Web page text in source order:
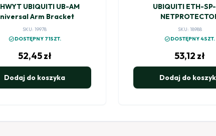
UBIQUITI UB-AM
Arm Bracket
SKU: 19978
check_circleDOSTĘPNY 71SZT.
52,45zł
Dodaj do koszyka
UBIQUITI ETH-
SKU: 18988
check_circleDOSTĘPNY 4SZT.
53,12 zł
Dodaj do